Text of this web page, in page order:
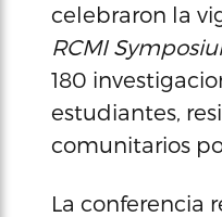
celebraron la
RCMI
180
estudiantes,
comunitarios
La conferencia